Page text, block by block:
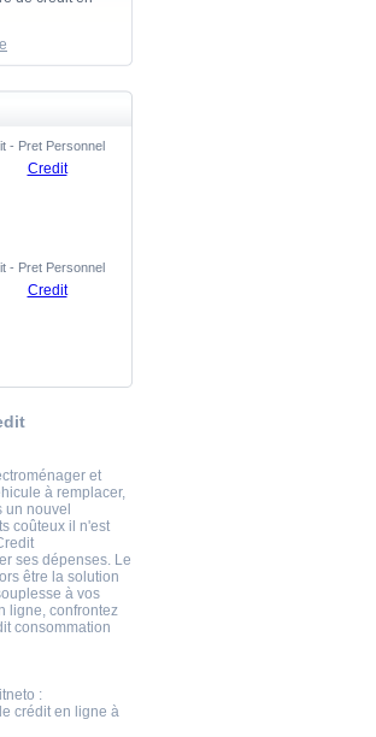
- Pret Personnel
- Pret Personnel
et
à remplacer,
nouvel
coûteux il n'est
ses dépenses. Le
être la solution
à vos
ligne, confrontez
consommation
:
crédit en ligne à